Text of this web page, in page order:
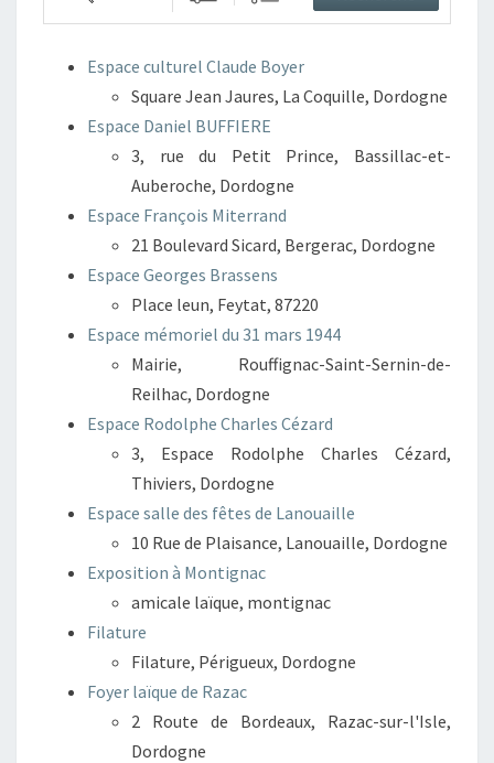
Espace culturel Claude Boyer
Square Jean Jaures, La Coquille, Dordogne
Espace Daniel BUFFIERE
3, rue du Petit Prince, Bassillac-et-
Auberoche, Dordogne
Espace François Miterrand
21 Boulevard Sicard, Bergerac, Dordogne
Espace Georges Brassens
Place leun, Feytat, 87220
Espace mémoriel du 31 mars 1944
Mairie, Rouffignac-Saint-Sernin-de-
Reilhac, Dordogne
Espace Rodolphe Charles Cézard
3, Espace Rodolphe Charles Cézard,
Thiviers, Dordogne
Espace salle des fêtes de Lanouaille
10 Rue de Plaisance, Lanouaille, Dordogne
Exposition à Montignac
amicale laïque, montignac
Filature
Filature, Périgueux, Dordogne
Foyer laïque de Razac
2 Route de Bordeaux, Razac-sur-l'Isle,
Dordogne